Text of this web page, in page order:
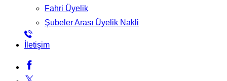
Fahri Üyelik
Şubeler Arası Üyelik Nakli
İletişim